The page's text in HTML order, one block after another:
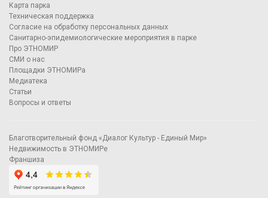
Карта парка
Техническая поддержка
Согласие на обработку персональных данных
Санитарно-эпидемиологические мероприятия в парке
Про ЭТНОМИР
СМИ о нас
Площадки ЭТНОМИРа
Медиатека
Статьи
Вопросы и ответы
Благотворительный фонд «Диалог Культур - Единый Мир»
Недвижимость в ЭТНОМИРе
Франшиза